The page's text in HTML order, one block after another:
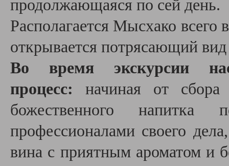
продолжающаяся по сей день.
Располагается Мысхако
открывается потрясающий
Во время экскурсии
процесс: начиная от сбора
божественного
профессионалами своего
вина с приятным ароматом и